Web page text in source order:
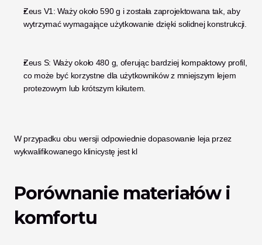
Zeus V1: Waży około 590 g i została zaprojektowana tak, aby
wytrzymać wymagające użytkowanie dzięki solidnej konstrukcji.
Zeus S: Waży około 480 g, oferując bardziej kompaktowy profil,
co może być korzystne dla użytkowników z mniejszym lejem
protezowym lub krótszym kikutem.
W przypadku obu wersji odpowiednie dopasowanie leja przez
wykwalifikowanego klinicystę jest kl
Porównanie materiałów i
komfortu